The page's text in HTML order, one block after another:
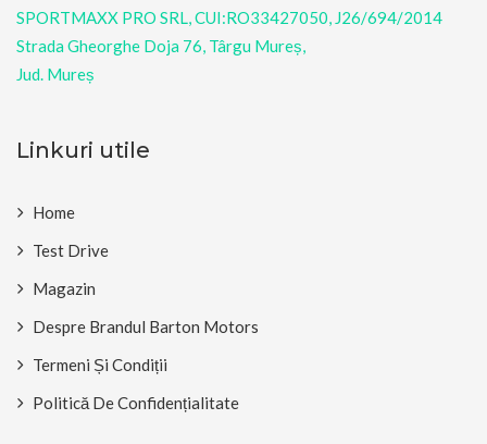
SPORTMAXX PRO SRL, CUI:RO33427050, J26/694/2014
Strada Gheorghe Doja 76, Târgu Mureș,
Jud. Mureș
Linkuri utile
Home
Test Drive
Magazin
Despre Brandul Barton Motors
Termeni Și Condiții
Politică De Confidențialitate